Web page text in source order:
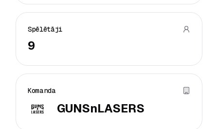
Spēlētāji
9
Komanda
GUNSnLASERS